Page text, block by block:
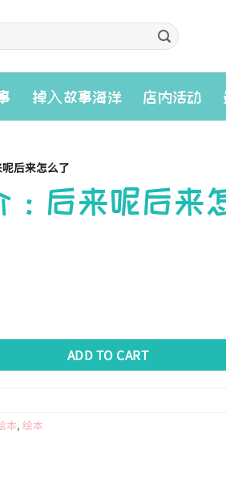
掉入故事海洋 店内活动
后来怎么了
：后来呢后来
么了 quantity
ADD TO CART
本, 绘本